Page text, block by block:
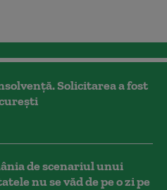
Solicitarea a fost
de scenariul unui
nu se văd de pe o zi pe